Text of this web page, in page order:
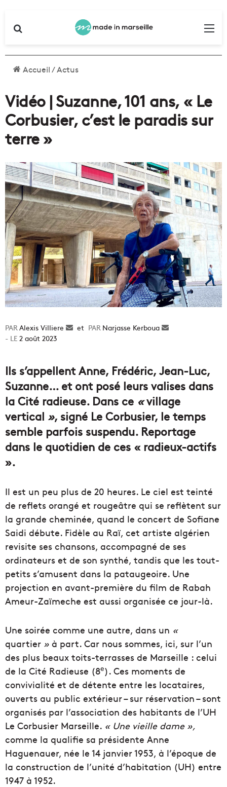
Accueil/Actus
Vidéo | Suzanne, 101 ans, « Le
Corbusier, c’est le paradis sur
terre »
Alexis Villiere
Envoyer
et Narjasse Kerboua
2 août 2023
Ils s’appellent Anne, Frédéric, Jean-Luc,
Suzanne… et ont posé leurs valises dans
la Cité radieuse. Dans ce «village
vertical », signé Le Corbusier, le temps
semble parfois suspendu. Reportage
dans le quotidien de ces « radieux-actifs
».
Il est un peu plus de 20 heures. Le ciel est teinté
de reflets orangé et rougeâtre qui se reflètent sur
la grande cheminée, quand le concert de Sofiane
Saidi débute. Fidèle au Raï, cet artiste algérien
revisite ses chansons, accompagné de ses
ordinateurs et de son synthé, tandis que les tout-
petits s’amusent dans la pataugeoire. Une
projection en avant-première du film de Rabah
Ameur-Zaïmeche est aussi organisée ce jour-là.
Une soirée comme une autre, dans un «
quartier » à part. Car nous sommes, ici, sur l’un
des plus beaux toits-terrasses de Marseille : celui
de la Cité Radieuse (8e). Ces moments de
convivialité et de détente entre les locataires,
ouverts au public extérieur – sur réservation – sont
organisés par l’association des habitants de l’UH
Le Corbusier Marseille. « Une vieille dame »,
comme la qualifie sa présidente Anne
Haguenauer, née le 14 janvier 1953, à l’époque de
la construction de l’unité d’habitation (UH) entre
1947 à 1952.